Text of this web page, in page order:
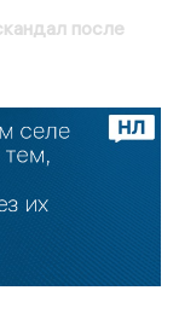
после